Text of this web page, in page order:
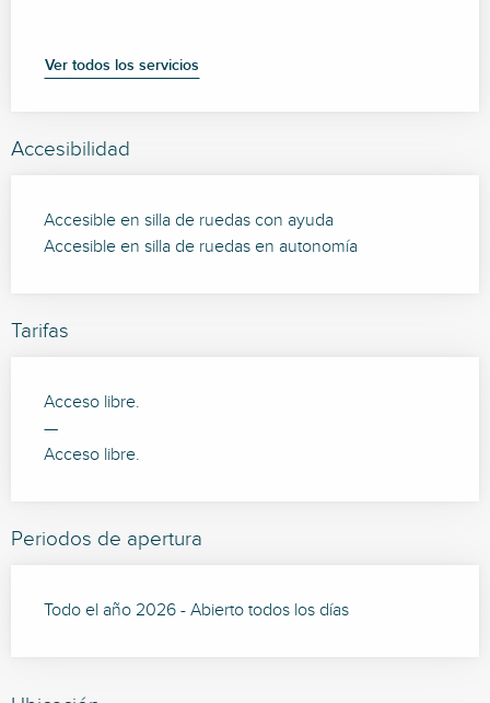
Ver todos los servicios
Accesibilidad
Accesible en silla de ruedas con ayuda
Accesible en silla de ruedas en autonomía
Tarifas
Acceso libre.
—
Acceso libre.
Periodos de apertura
Todo el año 2026 - Abierto todos los días